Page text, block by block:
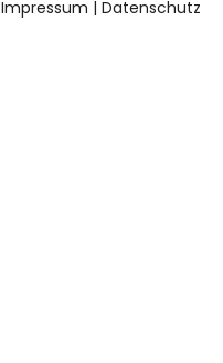
Impressum | Datenschutz